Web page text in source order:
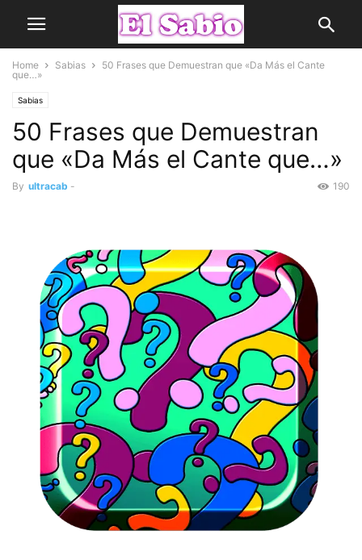
Home Sabias
50 Frases que Demuestran que «Da Más el Cante
que…»
Sabias
50 Frases que Demuestran
que «Da Más el Cante que…»
By ultracab - 190